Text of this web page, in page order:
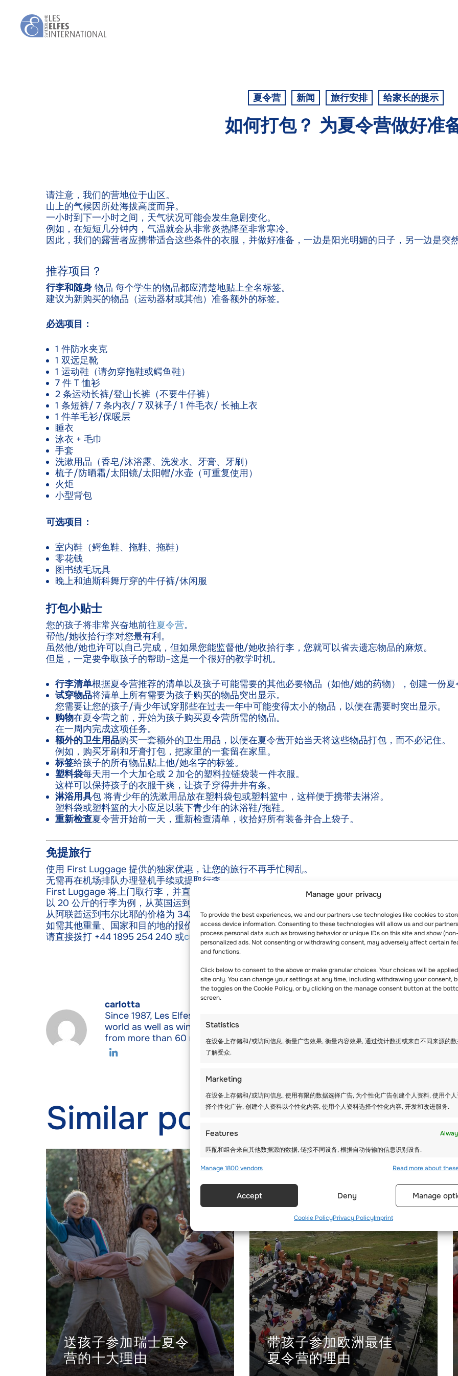
Manage your privacy
To provide the best experiences, we and our partners use technologies like cookies to
access device information. Consenting to these technologies will allow us and our
process personal data such as browsing behavior or unique IDs on this site and show
personalized ads. Not consenting or withdrawing consent, may adversely affect certain
and functions.
Click below to consent to the above or make granular choices. Your choices will be
site only. You can change your settings at any time, including withdrawing your consent,
the toggles on the Cookie Policy, or by clicking on the manage consent button at the
screen.
Statistics
在设备上存储和/或访问信息, 衡量广告效果, 衡量内容效果, 通过统计数据或来自不同来源的
了解受众.
Marketing
在设备上存储和/或访问信息, 使用有限的数据选择广告, 为个性化广告创建个人资料, 使用个
择个性化广告, 创建个人资料以个性化内容, 使用个人资料选择个性化内容, 开发和改进服务.
Features
匹配和组合来自其他数据源的数据, 链接不同设备, 根据自动传输的信息识别设备.
确保安全，防止和检测欺诈，并修复错误, 提供和展示广告和内容, 保
Manage 1800 vendors Read more about
Accept Deny Manage
Cookie PolicyPrivacy PolicyImprint
content
夏令营 新闻 旅行安排 给家长的提示
如何打包？ 为夏令营做好准
请注意，我们的营地位于山区。
山上的气候因所处海拔高度而异。
一小时到下一小时之间，天气状况可能会发生急剧变化。
例如，在短短几分钟内，气温就会从非常炎热降至非常寒冷。
因此，我们的露营者应携带适合这些条件的衣服，并做好准备，一边是阳光明媚的日子，另一边是突
推荐项目？
行李和随身 物品 每个学生的物品都应清楚地贴上全名标签。
建议为新购买的物品（运动器材或其他）准备额外的标签。
必选项目：
1 件防水夹克
1 双远足靴
1 运动鞋（请勿穿拖鞋或鳄鱼鞋）
7 件 T 恤衫
2 条运动长裤/登山长裤（不要牛仔裤）
1 条短裤/ 7 条内衣/ 7 双袜子/ 1 件毛衣/ 长袖上衣
1 件羊毛衫/保暖层
睡衣
泳衣 + 毛巾
手套
洗漱用品（香皂/沐浴露、洗发水、牙膏、牙刷）
梳子/防晒霜/太阳镜/太阳帽/水壶（可重复使用）
火炬
小型背包
可选项目：
室内鞋（鳄鱼鞋、拖鞋、拖鞋）
零花钱
图书绒毛玩具
晚上和迪斯科舞厅穿的牛仔裤/休闲服
打包小贴士
您的孩子将非常兴奋地前往夏令营。
帮他/她收拾行李对您最有利。
虽然他/她也许可以自己完成，但如果您能监督他/她收拾行李，您就可以省去遗忘物品的麻烦。
但是，一定要争取孩子的帮助–这是一个很好的教学时机。
行李清单根据夏令营推荐的清单以及孩子可能需要的其他必要物品（如他/她的药物），创建一份夏
试穿物品将清单上所有需要为孩子购买的物品突出显示。
您需要让您的孩子/青少年试穿那些在过去一年中可能变得太小的物品，以便在需要时突出显示。
购物在夏令营之前，开始为孩子购买夏令营所需的物品。
在一周内完成这项任务。
额外的卫生用品购买一套额外的卫生用品，以便在夏令营开始当天将这些物品打包，而不必记住。
例如，购买牙刷和牙膏打包，把家里的一套留在家里。
标签给孩子的所有物品贴上他/她名字的标签。
塑料袋每天用一个大加仑或 2 加仑的塑料拉链袋装一件衣服。
这样可以保持孩子的衣服干爽，让孩子穿得井井有条。
淋浴用具包 将青少年的洗漱用品放在塑料袋包或塑料篮中，这样便于携带去淋浴。
塑料袋或塑料篮的大小应足以装下青少年的沐浴鞋/拖鞋。
重新检查夏令营开始前一天，重新检查清单，收拾好所有装备并合上袋子。
免提旅行
使用 First Luggage 提供的独家优惠，让您的旅行不再手忙脚乱。
无需再在机场排队办理登机手续或提取行李。
First Luggage 将上门取行李，并直接送到韦尔比耶的 Les Elfes。
以 20 公斤的行李为例，从英国运到韦尔比耶的价格为 87 英镑，从美国运到韦尔比耶的价格为 161
从阿联酋运到韦尔比耶的价格为 342 英镑，从香港运到韦尔比耶的价格为 217 英镑，从中国运到韦尔
如需其他重量、国家和目的地的报价，请联系他们。
请直接拨打 +44 1895 254 240 或customomerenquiries@firstluggage.com与他们联系，并注明
carlotta
Since 1987, Les Elfes International organizes ski trips & field trips for leading
world as well as winter & summer camps for individual students aged between 6
from more than 60 nationalities.
Similar posts
送孩子参加瑞士夏令
营的十大理由
带孩子参加欧洲最佳
夏令营的理由